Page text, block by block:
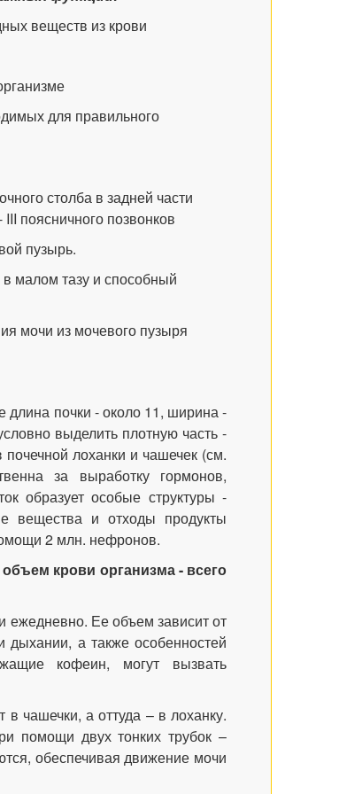
веществ из крови
для правильного
столба в задней части
III поясничного позвонков
пузырь.
малом тазу и способный
мочи из мочевого пузыря
почки - около 11, ширина -
выделить плотную часть -
лоханки и чашечек (см.
за выработку гормонов,
образует особые структуры -
вещества и отходы продукты
2 млн. нефронов.
крови организма - всего
ежедневно. Ее объем зависит от
дыхании, а также особенностей
кофеин, могут вызвать
чашечки, а оттуда – в лоханку.
помощи двух тонких трубок –
обеспечивая движение мочи